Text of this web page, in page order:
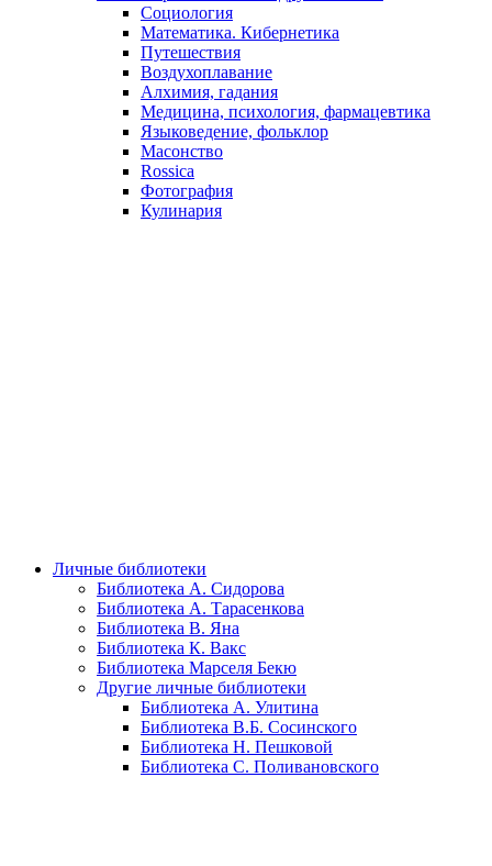
Социология
Математика. Кибернетика
Путешествия
Воздухоплавание
Алхимия, гадания
Медицина, психология, фармацевтика
Языковедение, фольклор
Масонство
Rossica
Фотография
Кулинария
Личные библиотеки
Библиотека А. Сидорова
Библиотека А. Тарасенкова
Библиотека В. Яна
Библиотека К. Вакс
Библиотека Марселя Бекю
Другие личные библиотеки
Библиотека А. Улитина
Библиотека В.Б. Сосинского
Библиотека Н. Пешковой
Библиотека С. Поливановского